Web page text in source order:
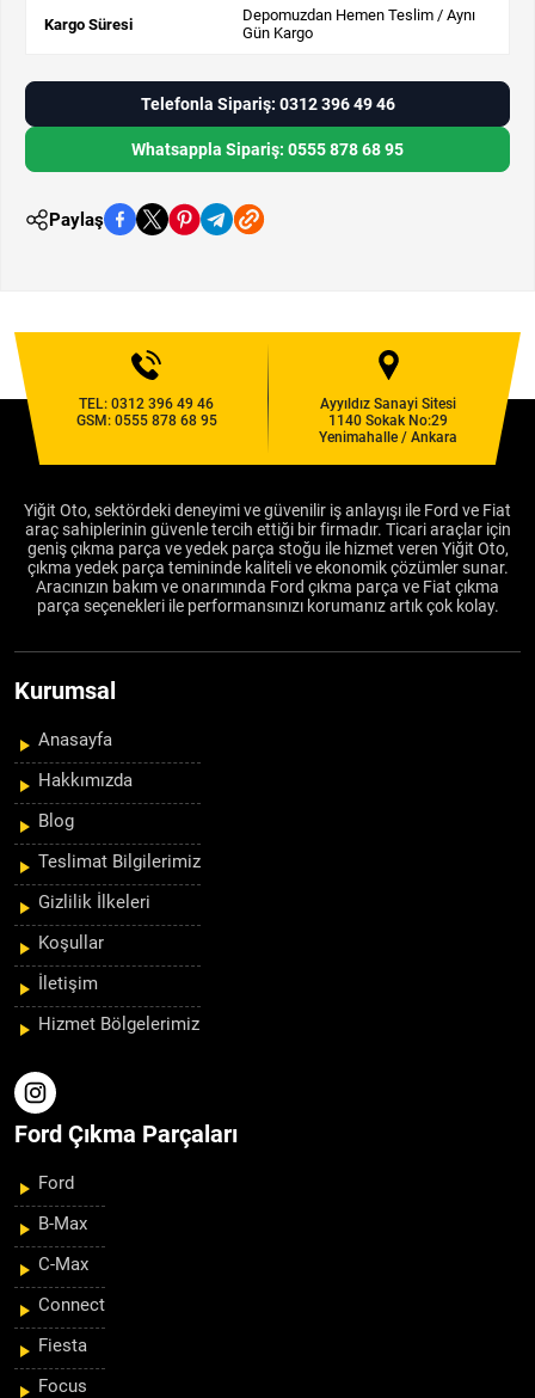
Kargo Süresi
Depomuzdan Hemen Teslim / Aynı
Gün Kargo
Telefonla Sipariş: 0312 396 49 46
Whatsappla Sipariş: 0555 878 68 95
Paylaş
TEL:0312 396 49 46
GSM: 0555 878 68 95
Ayyıldız Sanayi Sitesi
1140 Sokak No:29
Yenimahalle / Ankara
Yiğit Oto, sektördeki deneyimi ve güvenilir iş anlayışı ile Ford ve Fiat
araç sahiplerinin güvenle tercih ettiği bir firmadır. Ticari araçlar için
geniş çıkma parça ve yedek parça stoğu ile hizmet veren Yiğit Oto,
çıkma yedek parça temininde kaliteli ve ekonomik çözümler sunar.
Aracınızın bakım ve onarımında Ford çıkma parça ve Fiat çıkma
parça seçenekleri ile performansınızı korumanız artık çok kolay.
Kurumsal
Anasayfa
Hakkımızda
Blog
Teslimat Bilgilerimiz
Gizlilik İlkeleri
Koşullar
İletişim
Hizmet Bölgelerimiz
Ford Çıkma Parçaları
Ford
B-Max
C-Max
Connect
Fiesta
Focus